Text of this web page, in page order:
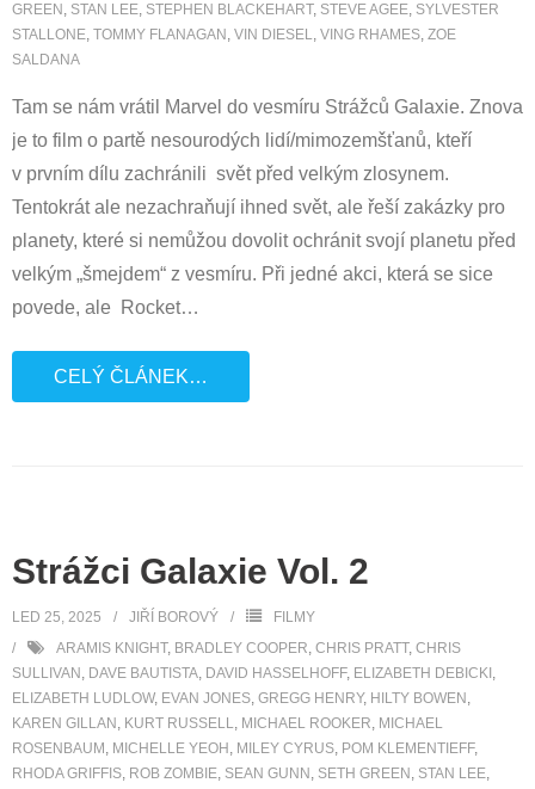
GREEN , STAN LEE, STEPHEN BLACKEHART, STEVE AGEE, SYLVESTER
STALLONE, TOMMY FLANAGAN , VIN DIESEL, VING RHAMES, ZOE
SALDANA
Tam se nám vrátil Marvel do vesmíru Strážců Galaxie. Znova
je to film o partě nesourodých lidí/mimozemšťanů, kteří
v prvním dílu zachránili svět před velkým zlosynem.
Tentokrát ale nezachraňují ihned svět, ale řeší zakázky pro
planety, které si nemůžou dovolit ochránit svojí planetu před
velkým „šmejdem“ z vesmíru. Při jedné akci, která se sice
povede, ale Rocket…
CELÝ ČLÁNEK…
Strážci Galaxie Vol. 2
LED 25, 2025 JIŘÍ BOROVÝ
FILMY
ARAMIS KNIGHT, BRADLEY COOPER, CHRIS PRATT, CHRIS
SULLIVAN , DAVE BAUTISTA, DAVID HASSELHOFF, ELIZABETH DEBICKI ,
ELIZABETH LUDLOW, EVAN JONES, GREGG HENRY, HILTY BOWEN ,
KAREN GILLAN , KURT RUSSELL, MICHAEL ROOKER, MICHAEL
ROSENBAUM , MICHELLE YEOH , MILEY CYRUS, POM KLEMENTIEFF,
RHODA GRIFFIS, ROB ZOMBIE, SEAN GUNN , SETH GREEN , STAN LEE,